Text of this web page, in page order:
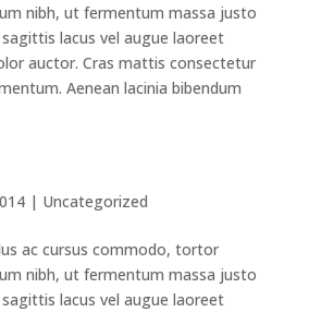
nibh, ut fermentum massa justo
lacus vel augue laoreet
auctor. Cras mattis consectetur
Aenean lacinia bibendum
| Uncategorized
ac cursus commodo, tortor
nibh, ut fermentum massa justo
lacus vel augue laoreet